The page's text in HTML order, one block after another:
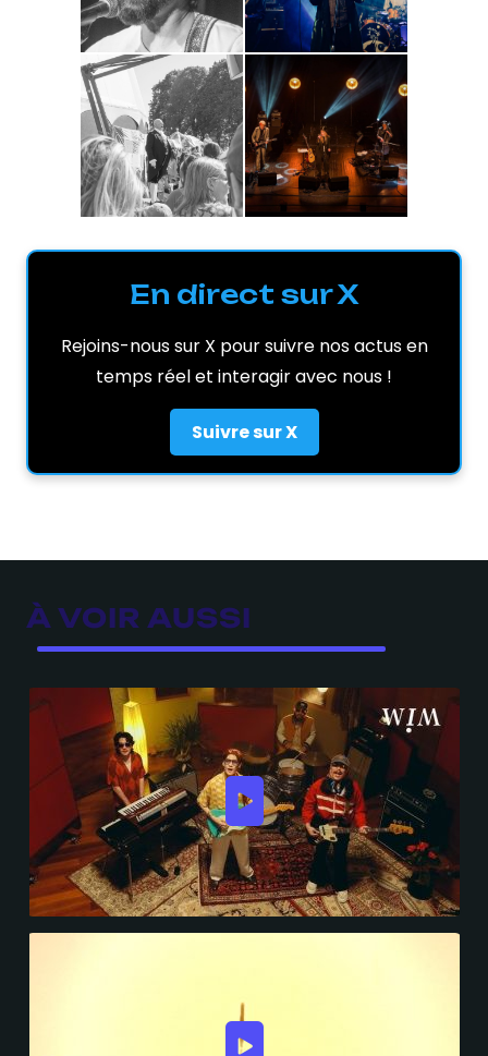
En direct sur X
Rejoins-nous sur X pour suivre nos actus en
temps réel et interagir avec nous !
Suivre sur X
À VOIR AUSSI